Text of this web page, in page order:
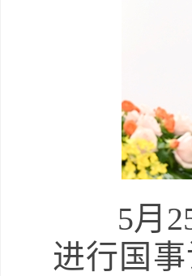
5月
进行国